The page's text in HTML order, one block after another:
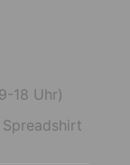
18 Uhr)